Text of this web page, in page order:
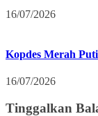
16/07/2026
Kopdes Merah
16/07/2026
Tinggalkan